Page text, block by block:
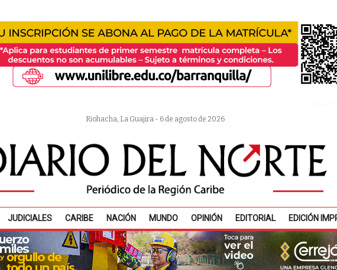
Riohacha, La Guajira - 6 de agosto de 2026
JUDICIALES CARIBE NACIÓN MUNDO OPINIÓN EDITORIAL EDICIÓN